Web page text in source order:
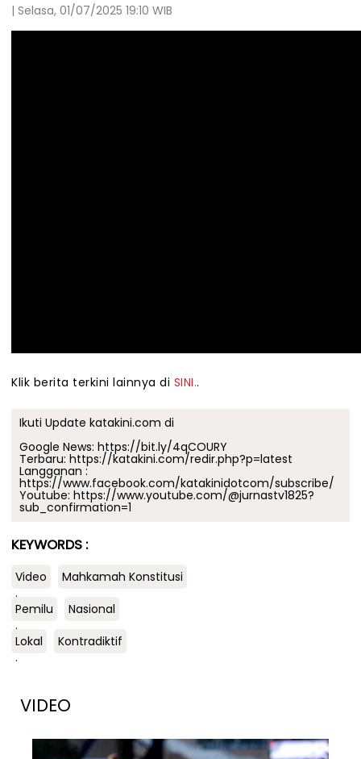
| Selasa, 01/07/2025 19:10 WIB
Klik berita terkini lainnya di SINI..
Ikuti Update katakini.com di
Google News: https://bit.ly/4qCOURY
Terbaru: https://katakini.com/redir.php?p=latest
Langganan :
https://www.facebook.com/katakinidotcom/subscribe/
Youtube: https://www.youtube.com/@jurnastv1825?
sub_confirmation=1
KEYWORDS :
Video
Mahkamah Konstitusi
.
Pemilu
Nasional
.
Lokal
Kontradiktif
.
VIDEO